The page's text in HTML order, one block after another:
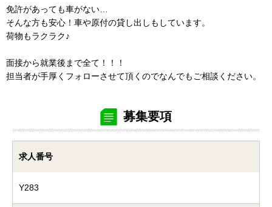
免許があっても車がない…
そんな方も安心！車や原付の貸し出しもしています。
荷物もラクラク♪
面接から就業後まで全て！！！
担当者が手厚くフォローさせて頂くのでなんでもご相談ください。
募集要項
求人番号
Y283